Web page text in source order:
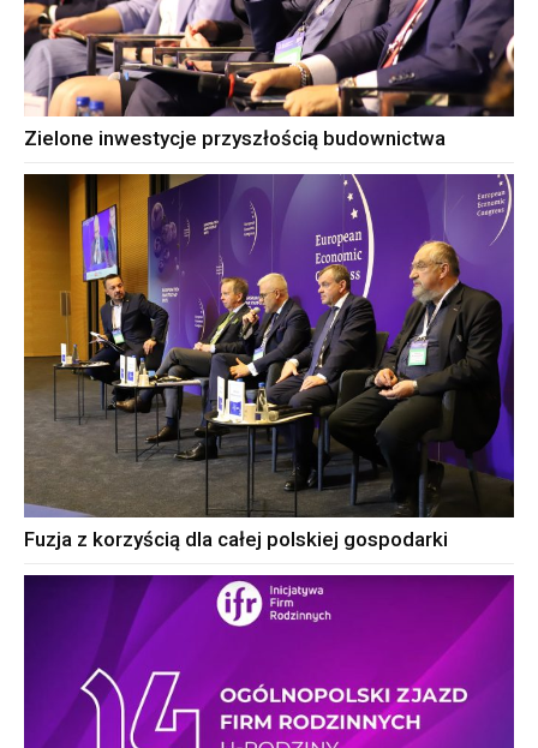
Zielone inwestycje przyszłością budownictwa
Fuzja z korzyścią dla całej polskiej gospodarki